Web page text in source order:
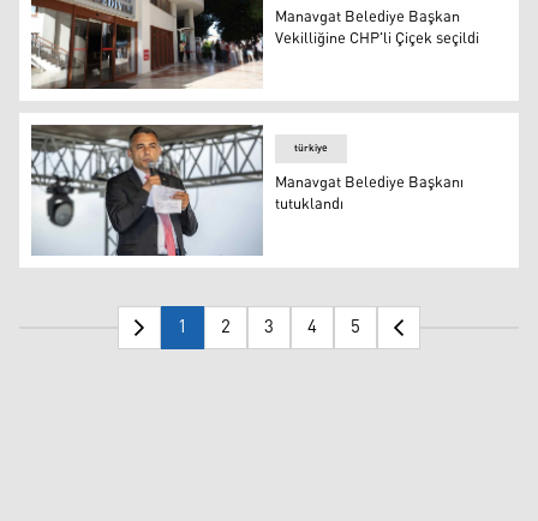
Manavgat Belediye Başkan Vekilliğine CHP'li Çiçek
Manavgat Belediye Başkan
Vekilliğine CHP'li Çiçek seçildi
Manavgat Belediye Başkanı tutuklandı
türkiye
Manavgat Belediye Başkanı
tutuklandı
1 2 3 4 5